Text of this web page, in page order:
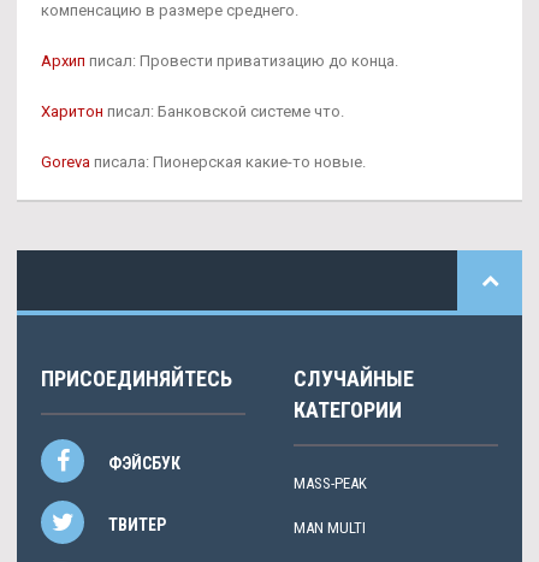
компенсацию в размере среднего.
Архип писал: Провести приватизацию до конца.
Харитон писал: Банковской системе что.
Goreva писала: Пионерская какие-то новые.
ПРИСОЕДИНЯЙТЕСЬ
ФЭЙСБУК
ТВИТЕР
СЛУЧАЙНЫЕ
КАТЕГОРИИ
MASS-PEAK
MAN MULTI